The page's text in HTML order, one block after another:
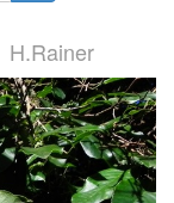
H.Rainer